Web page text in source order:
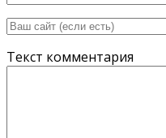
Текст комментария